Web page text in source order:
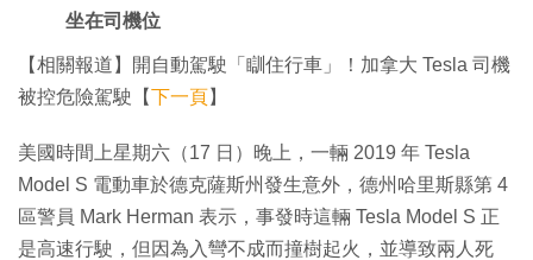
坐在司機位
【相關報道】開自動駕駛「瞓住行車」！加拿大 Tesla 司機
被控危險駕駛【下一頁】
美國時間上星期六（17 日）晚上，一輛 2019 年 Tesla
Model S 電動車於德克薩斯州發生意外，德州哈里斯縣第 4
區警員 Mark Herman 表示，事發時這輛 Tesla Model S 正
是高速行駛，但因為入彎不成而撞樹起火，並導致兩人死